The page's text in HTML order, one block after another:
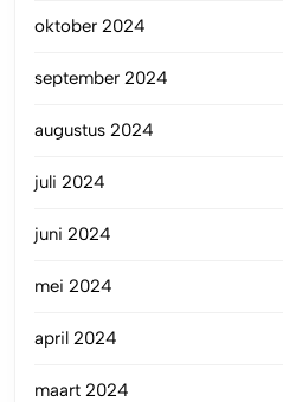
oktober 2024
september 2024
augustus 2024
juli 2024
juni 2024
mei 2024
april 2024
maart 2024